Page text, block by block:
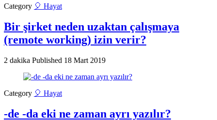
Category 🎈 Hayat
Bir şirket neden uzaktan çalışmaya
(remote working) izin verir?
2 dakika Published 18 Mart 2019
Category 🎈 Hayat
-de -da eki ne zaman ayrı yazılır?